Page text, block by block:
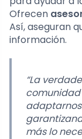
Ofrecen
Así, aseguran
información.
“La
más lo